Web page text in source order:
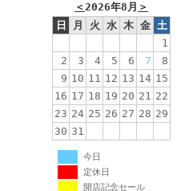
＜2026年8月 ＞
日
月 火 水 木 金 土
1
2
3 4 5 6 7
8
9 10 11 12 13 14 15
16 17 18 19 20 21 22
23 24 25 26 27 28 29
30 31
今日
定休日
開店記念セール